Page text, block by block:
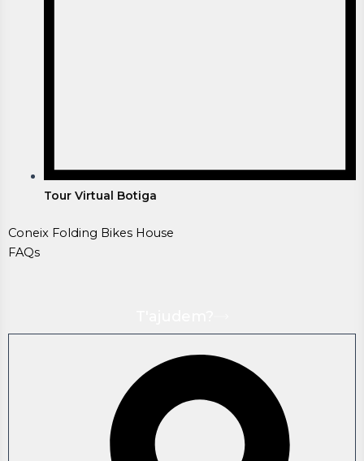
Tour Virtual Botiga
Coneix Folding Bikes House
FAQs